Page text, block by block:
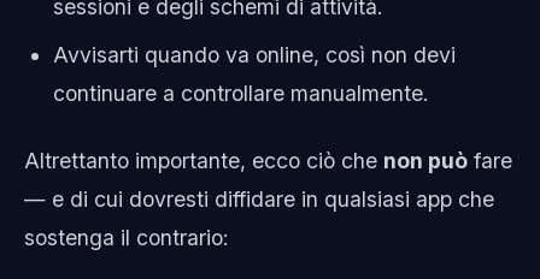
sessioni e degli schemi di attività.
Avvisarti quando va online, così non devi
continuare a controllare manualmente.
Altrettanto importante, ecco ciò che non può fare
— e di cui dovresti diffidare in qualsiasi app che
sostenga il contrario: